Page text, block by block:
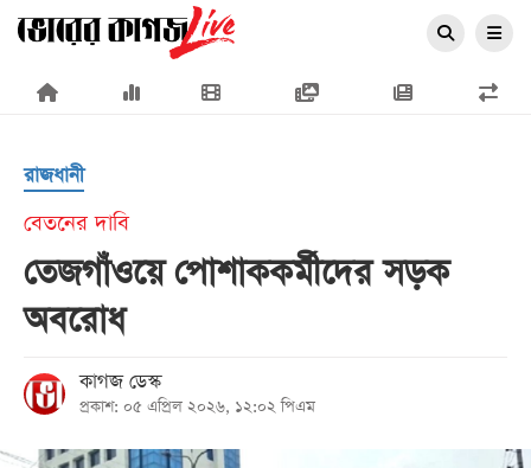
×
জাতীয়
রাজনীতি
রাজধানী
বেতনের দাবি
তেজগাঁওয়ে পোশাককর্মীদের সড়ক
অবরোধ
কাগজ ডেস্ক
প্রকাশ: ০৫ এপ্রিল ২০২৬, ১২:০২ পিএম